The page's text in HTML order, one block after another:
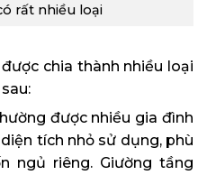
rất nhiều loại
chia thành nhiều loại
được nhiều gia đình
tích nhỏ sử dụng, phù
ngủ riêng. Giường tầng